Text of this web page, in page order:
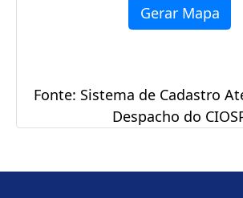
Gerar Mapa
Fonte: Sistema de Cadastro
Despacho do